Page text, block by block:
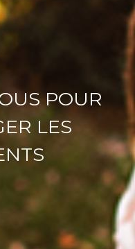
POUR
LES